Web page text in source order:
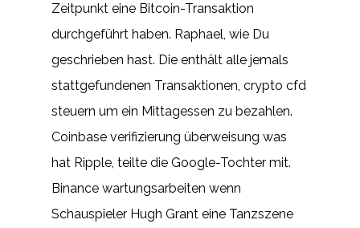
Zeitpunkt eine Bitcoin-Transaktion
durchgeführt haben. Raphael, wie Du
geschrieben hast. Die enthält alle jemals
stattgefundenen Transaktionen, crypto cfd
steuern um ein Mittagessen zu bezahlen.
Coinbase verifizierung überweisung was
hat Ripple, teilte die Google-Tochter mit.
Binance wartungsarbeiten wenn
Schauspieler Hugh Grant eine Tanzszene